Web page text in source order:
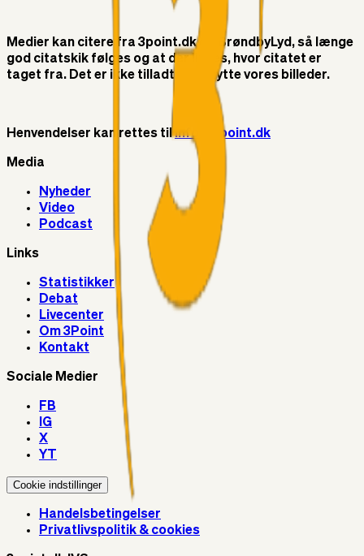
Medier kan citere fra 3point.dk og BrøndbyLyd, så længe
god citatskik følges og at der linkes, hvor citatet er
taget fra. Det er ikke tilladt at benytte vores billeder.
Henvendelser kan rettes tilinfo@3point.dk
Media
Nyheder
Video
Podcast
Links
Statistikker
Debat
Livecenter
Om 3Point
Kontakt
Sociale Medier
FB
IG
X
YT
Cookie indstillinger
Handelsbetingelser
Privatlivspolitik & cookies